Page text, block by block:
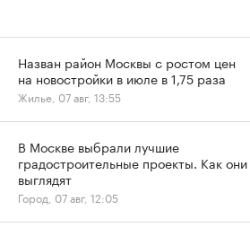
Назван район Москвы с ростом цен
на новостройки в июле в 1,75 раза
Жилье, 07 авг, 13:55
В Москве выбрали лучшие
градостроительные проекты. Как они
выглядят
Город, 07 авг, 12:05